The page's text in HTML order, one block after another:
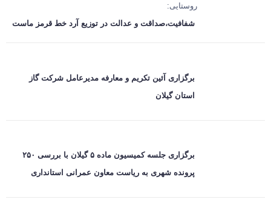
روستایی:
شفافیت،صداقت و عدالت در توزیع آرد خط قرمز ماست
برگزاری آئین تکریم و معارفه مدیرعامل شرکت گاز
استان گیلان
برگزاری جلسه کمیسیون ماده ۵ گیلان با بررسی ۲۵۰
پرونده شهری به ریاست معاون عمرانی استانداری